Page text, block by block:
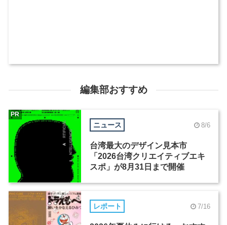
編集部おすすめ
ニュース 8/6
台湾最大のデザイン見本市
「2026台湾クリエイティブエキ
スポ」が8月31日まで開催
PR
レポート 7/16